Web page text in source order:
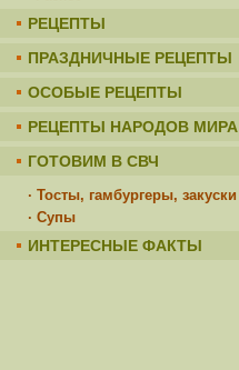
РЕЦЕПТЫ
ПРАЗДНИЧНЫЕ РЕЦЕПТЫ
ОСОБЫЕ РЕЦЕПТЫ
РЕЦЕПТЫ НАРОДОВ МИРА
ГОТОВИМ В СВЧ
· Тосты, гамбургеры, закуски
· Супы
ИНТЕРЕСНЫЕ ФАКТЫ